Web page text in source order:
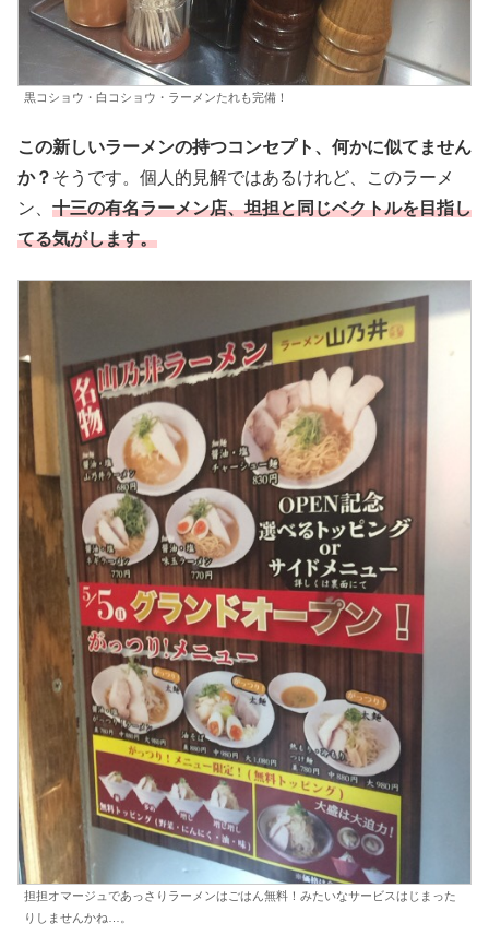
黒コショウ・白コショウ・ラーメンたれも完備！
この新しいラーメンの持つコンセプト、何かに似てません
か？ そうです。個人的見解ではあるけれど、このラーメ
ン、 十三の有名ラーメン店、坦担と同じベクトルを目指し
てる気がします。
担担オマージュであっさりラーメンはごはん無料！みたいなサービスはじまった
りしませんかね…。